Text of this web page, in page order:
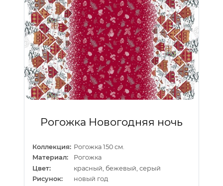
Рогожка Новогодняя ночь
Коллекция: Рогожка 150 см.
Материал:
Рогожка
Цвет:
красный, бежевый, серый
Рисунок:
новый год